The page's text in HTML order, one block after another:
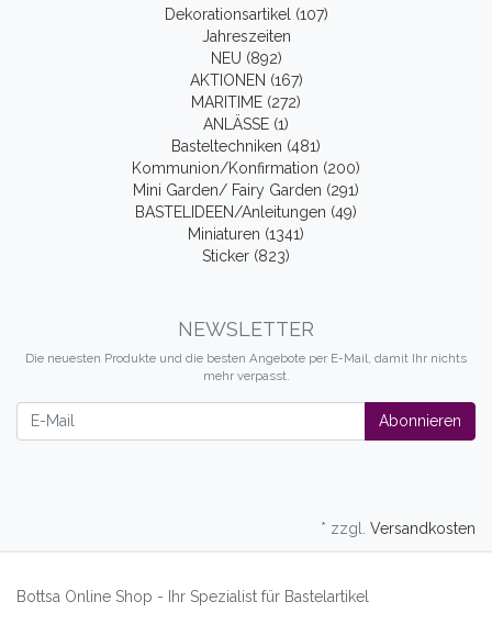
Dekorationsartikel (107)
Jahreszeiten
NEU (892)
AKTIONEN (167)
MARITIME (272)
ANLÄSSE (1)
Basteltechniken (481)
Kommunion/Konfirmation (200)
Mini Garden/ Fairy Garden (291)
BASTELIDEEN/Anleitungen (49)
Miniaturen (1341)
Sticker (823)
NEWSLETTER
Die neuesten Produkte und die besten Angebote per E-Mail, damit Ihr nichts
mehr verpasst.
Abonnieren
* zzgl. Versandkosten
Bottsa Online Shop - Ihr Spezialist für Bastelartikel